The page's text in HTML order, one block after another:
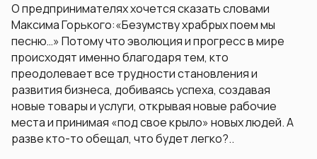
О предпринимателях хочется сказать словами
Максима Горького:«Безумству храбрых поем мы
песню…» Потому что эволюция и прогресс в мире
происходят именно благодаря тем, кто
преодолевает все трудности становления и
развития бизнеса, добиваясь успеха, создавая
новые товары и услуги, открывая новые рабочие
места и принимая «под свое крыло» новых людей. А
разве кто-то обещал, что будет легко?..